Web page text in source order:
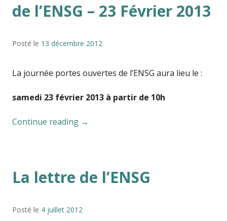
de l’ENSG – 23 Février 2013
Posté le 13 décembre 2012
La journée portes ouvertes de l’ENSG aura lieu le :
samedi 23 février 2013 à partir de 10h
Continue reading →
La lettre de l’ENSG
Posté le 4 juillet 2012